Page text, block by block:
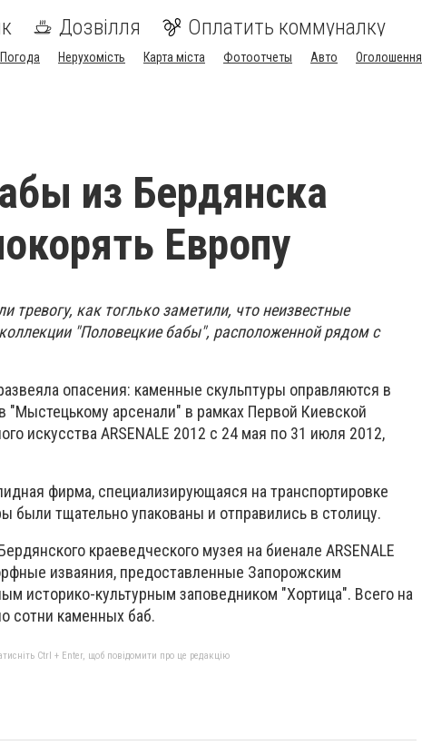
Дозвілля Оплатить коммуналку
Погода Нерухомість Карта міста Фотоотчеты Авто
Оголошення
из Бердянска
Европу
тревогу, как тоглько заметили, что неизвестные
"Половецкие бабы", расположенной рядом с
опасения: каменные скульптуры оправляются в
"Мыстецькому арсенали" в рамках Первой Киевской
искусства ARSENALE 2012 с 24 мая по 31 июля 2012,
фирма, специализирующаяся на транспортировке
были тщательно упакованы и отправились в столицу.
краеведческого музея на биенале ARSENALE
изваяния, предоставленные Запорожским
историко-культурным заповедником "Хортица". Всего на
сотни каменных баб.
Ctrl + Enter, щоб повідомити про це редакцію